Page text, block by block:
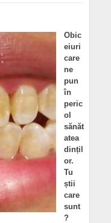
Obic
eiuri
care
ne
pun
în
peric
ol
sănăt
atea
dințil
or.
Tu
știi
care
sunt
?